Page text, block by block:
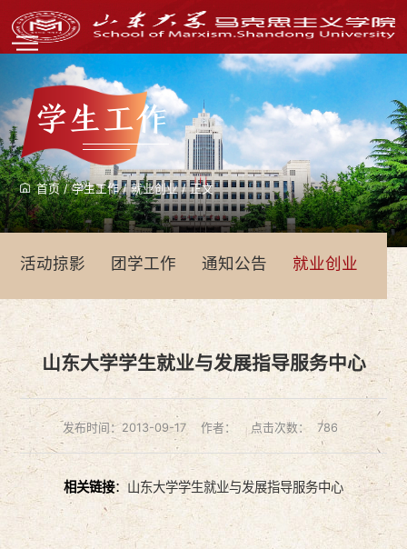
学生工作
首页/学生工作/就业创业 /正文
活动掠影 团学工作 通知公告 就业创业
山东大学学生就业与发展指导服务中心
发布时间：2013-09-17 作者： 点击次数： 786
相关链接：山东大学学生就业与发展指导服务中心